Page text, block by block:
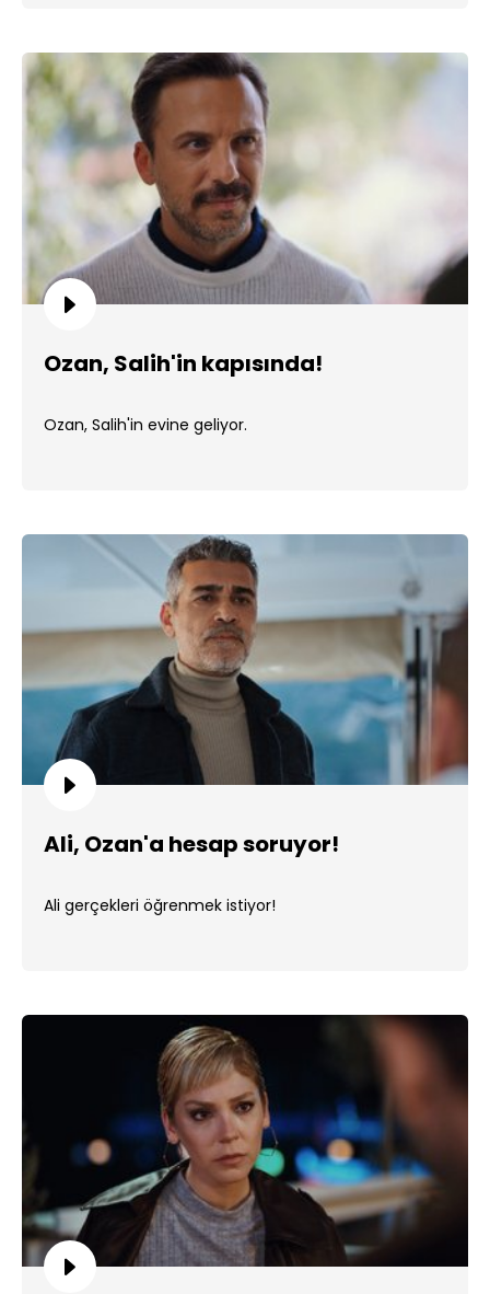
Ozan, Salih'in kapısında!
Ozan, Salih'in evine geliyor.
Ali, Ozan'a hesap soruyor!
Ali gerçekleri öğrenmek istiyor!